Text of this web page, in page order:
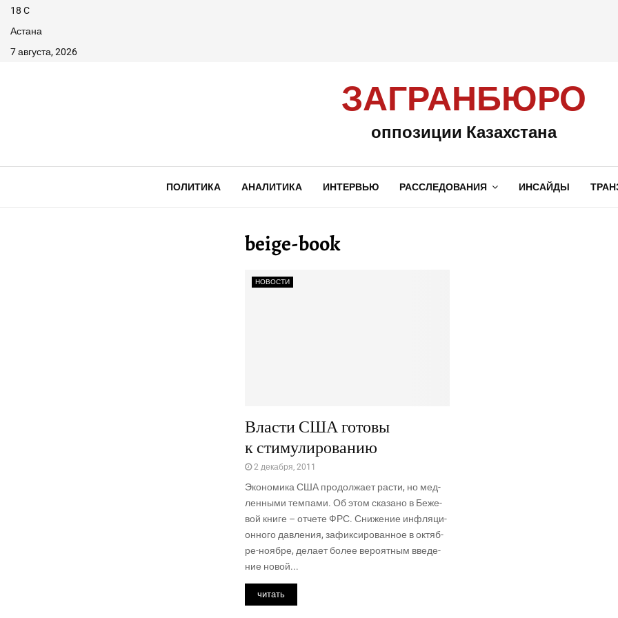
18 C
Астана
7 августа, 2026
ЗАГРАНБЮРО
оппозиции Казахстана
ПОЛИТИКА АНАЛИТИКА ИНТЕРВЬЮ РАССЛЕДОВАНИЯ ИНСАЙДЫ
beige-book
НОВОСТИ
Власти США готовы
к стимулированию
2 декабря, 2011
Эко­но­ми­ка США про­дол­жа­ет рас­ти, но мед­
лен­ны­ми тем­па­ми. Об этом ска­за­но в Беже­
вой кни­ге – отче­те ФРС. Сни­же­ние инфля­ци­
он­но­го дав­ле­ния, зафик­си­ро­ван­ное в октяб­
ре-нояб­ре, дела­ет более веро­ят­ным вве­де­
ние новой...
читать